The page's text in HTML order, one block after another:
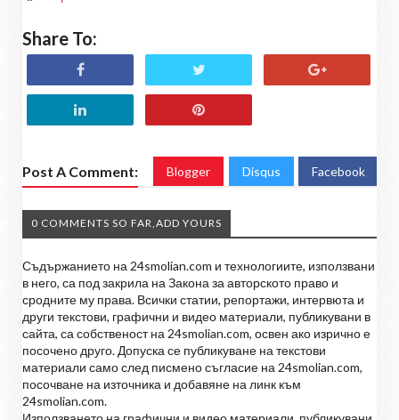
Share To:
Post A Comment: Blogger Disqus Facebook
0 COMMENTS SO FAR,ADD YOURS
Съдържанието на 24smolian.com и технологиите, използвани
в него, са под закрила на Закона за авторското право и
сродните му права. Всички статии, репортажи, интервюта и
други текстови, графични и видео материали, публикувани в
сайта, са собственост на 24smolian.com, освен ако изрично е
посочено друго. Допуска се публикуване на текстови
материали само след писмено съгласие на 24smolian.com,
посочване на източника и добавяне на линк към
24smolian.com.